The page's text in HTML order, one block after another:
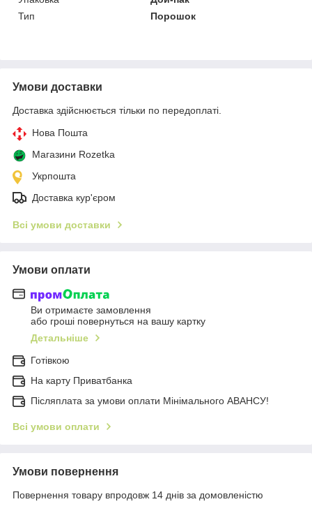
Тип
Порошок
Умови доставки
Доставка здійснюється тільки по передоплаті.
Нова Пошта
Магазини Rozetka
Укрпошта
Доставка кур'єром
Всі умови доставки
Умови оплати
Ви отримаєте замовлення
або гроші повернуться на вашу картку
Детальніше
Готівкою
На карту Приватбанка
Післяплата за умови оплати Мінімального АВАНСУ!
Всі умови оплати
Умови повернення
Повернення товару впродовж 14 днів за домовленістю